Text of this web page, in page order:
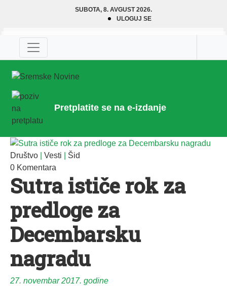
SUBOTA, 8. AVGUST 2026.
ULOGUJ SE
Pretplatite se na e-izdanje
Društvo Vesti
Šid
0 Komentara
Sutra ističe rok za
predloge za
Decembarsku
nagradu
27. novembar 2017. godine